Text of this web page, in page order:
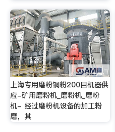
上海专用磨粉铜粉200目机器供
应-矿用磨粉机_磨粉机_磨粉
机- 经过磨粉机设备的加工粉
磨，其